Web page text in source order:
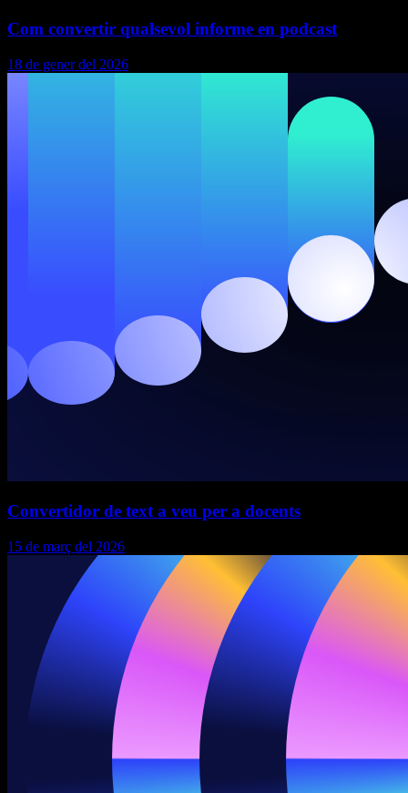
Com convertir qualsevol informe en podcast
18 de gener del 2026
Convertidor de text a veu per a docents
15 de març del 2026